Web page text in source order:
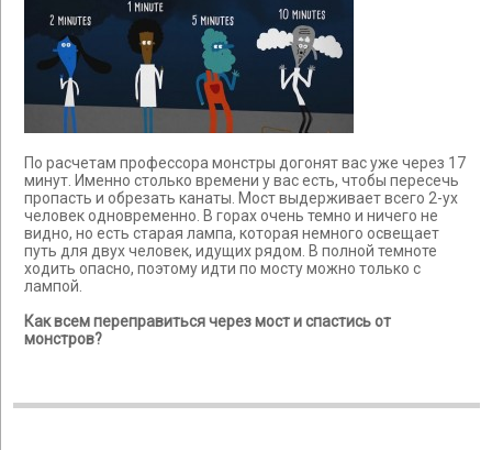
По расчетам профессора монстры догонят вас уже через 17
минут. Именно столько времени у вас есть, чтобы пересечь
пропасть и обрезать канаты. Мост выдерживает всего 2-ух
человек одновременно. В горах очень темно и ничего не
видно, но есть старая лампа, которая немного освещает
путь для двух человек, идущих рядом. В полной темноте
ходить опасно, поэтому идти по мосту можно только с
лампой.
Как всем переправиться через мост и спастись от
монстров?